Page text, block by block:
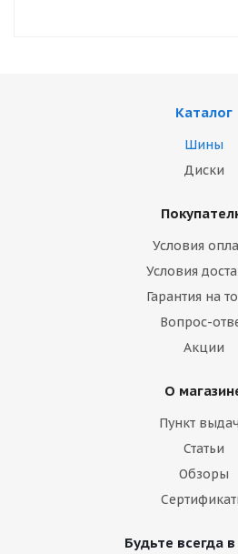
Каталог
Шины
Диски
Условия
Условия
Гарантия на
Вопрос-
Акции
О
Пункт
Статьи
Обзоры
Будьте всегда